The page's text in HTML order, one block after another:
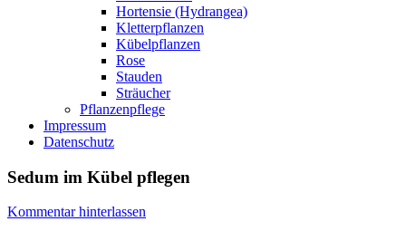
Hortensie (Hydrangea)
Kletterpflanzen
Kübelpflanzen
Rose
Stauden
Sträucher
Pflanzenpflege
Impressum
Datenschutz
Sedum im Kübel pflegen
Kommentar hinterlassen